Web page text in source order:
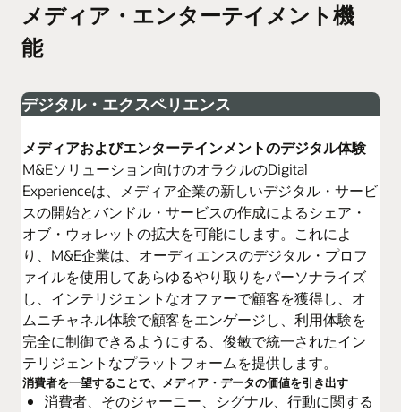
メディア・エンターテイメント機
能
デジタル・エクスペリエンス
メディアおよびエンターテインメントのデジタル体験
M&Eソリューション向けのオラクルのDigital
Experienceは、メディア企業の新しいデジタル・サービ
スの開始とバンドル・サービスの作成によるシェア・
オブ・ウォレットの拡大を可能にします。これによ
り、M&E企業は、オーディエンスのデジタル・プロフ
ァイルを使用してあらゆるやり取りをパーソナライズ
し、インテリジェントなオファーで顧客を獲得し、オ
ムニチャネル体験で顧客をエンゲージし、利用体験を
完全に制御できるようにする、俊敏で統一されたイン
テリジェントなプラットフォームを提供します。
消費者を一望することで、メディア・データの価値を引き出す
消費者、そのジャーニー、シグナル、行動に関する